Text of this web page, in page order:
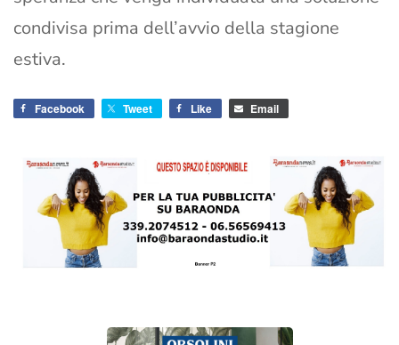
condivisa prima dell’avvio della stagione
estiva.
Facebook Tweet Like Email